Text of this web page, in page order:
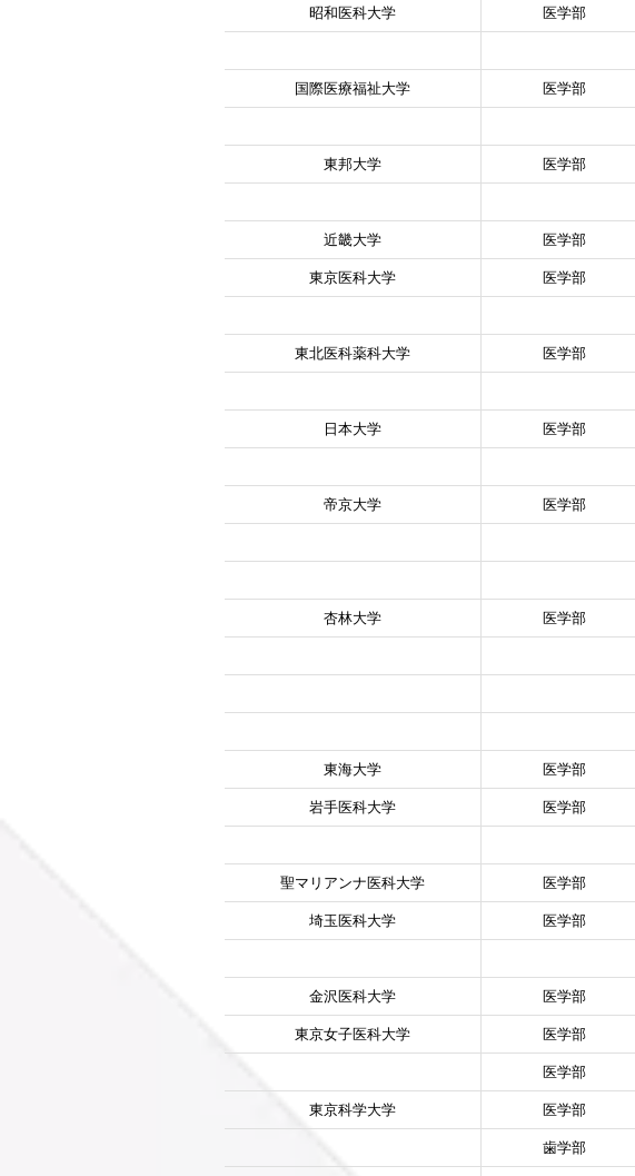
昭和医科大学 医学部
国際医療福祉大学 医学部
東邦大学 医学部
近畿大学 医学部
東京医科大学 医学部
東北医科薬科大学 医学部
日本大学 医学部
帝京大学 医学部
杏林大学 医学部
東海大学 医学部
岩手医科大学 医学部
聖マリアンナ医科大学 医学部
埼玉医科大学 医学部
金沢医科大学 医学部
東京女子医科大学 医学部
医学部
東京科学大学 医学部
歯学部